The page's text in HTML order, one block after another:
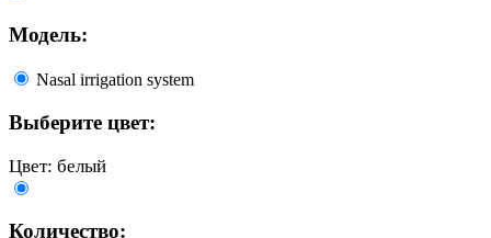
Модель:
Nasal irrigation system
Выберите цвет:
Цвет: белый
Количество: